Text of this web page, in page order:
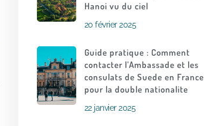
Hanoi vu du ciel
20 février 2025
Guide pratique : Comment
contacter l’Ambassade et les
consulats de Suede en France
pour la double nationalite
22 janvier 2025